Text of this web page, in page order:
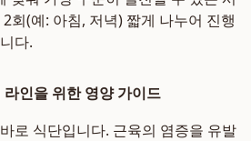
회(예: 아침, 저녁) 짧게 나누어 진행
다.
인을 위한 영양 가이드
로 식단입니다. 근육의 염증을 유발